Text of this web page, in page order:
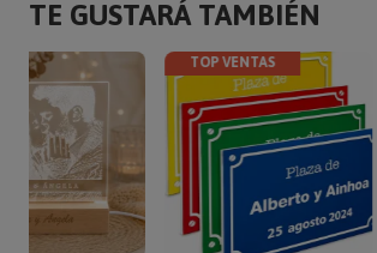
TE GUSTARÁ TAMBIÉN
TOP VENTAS